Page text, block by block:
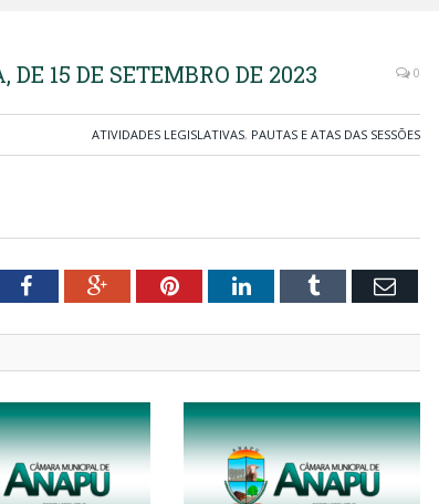
15 DE SETEMBRO DE 2023 0
ATIVIDADES LEGISLATIVAS, PAUTAS E ATAS DAS SESSÕES
FacebookGoogle+PinterestLinkedInTumblr Email